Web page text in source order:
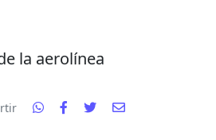
la aerolínea